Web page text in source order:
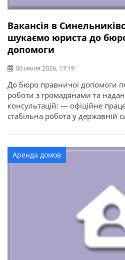
Вакансія в
шукаємо юриста до
допомоги
06 июля 2026, 17:19
До бюро правничої допомоги
роботи з громадянами та
консультацій: — офіційне
стабільна робота у державній
вплив на людей. Детальна
обов’язки та умови роботи —
Аренда домов